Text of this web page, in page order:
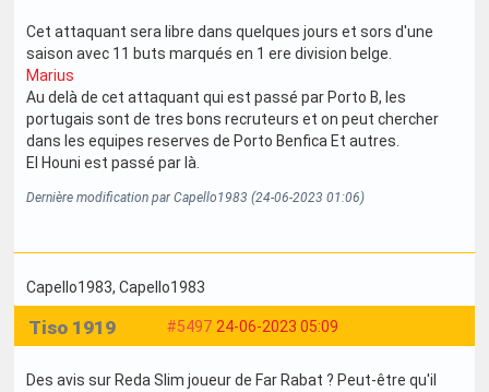
Cet attaquant sera libre dans quelques jours et sors d'une
saison avec 11 buts marqués en 1 ere division belge.
Marius
Au delà de cet attaquant qui est passé par Porto B, les
portugais sont de tres bons recruteurs et on peut chercher
dans les equipes reserves de Porto Benfica Et autres.
El Houni est passé par là.
Dernière modification par Capello1983 (24-06-2023 01:06)
Capello1983, Capello1983
#5497 24-06-2023 05:09
Tiso 1919
Des avis sur Reda Slim joueur de Far Rabat ? Peut-être qu'il